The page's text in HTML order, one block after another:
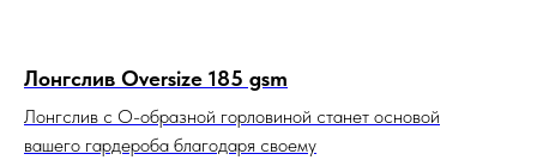
Лонгслив Oversize 185 gsm
Лонгслив с О-образной горловиной станет основой
вашего гардероба благодаря своему